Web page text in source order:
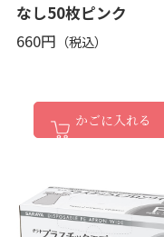
なし50枚ピンク
660円
かごに入れる